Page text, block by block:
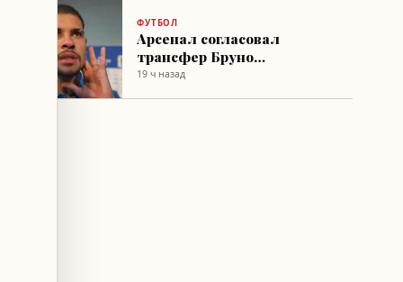
ФУТБОЛ
Арсенал согласовал
трансфер Бруно
Гимарайнша, Винисиус-
19 ч назад